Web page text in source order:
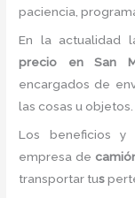
paciencia,
En la actualidad
precio en San
encargados de
las cosas u objetos.
Los beneficios y
empresa de
transportar tus